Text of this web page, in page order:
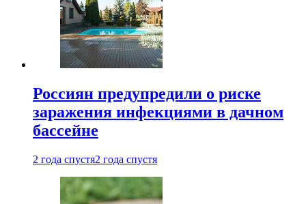
Россиян предупредили о риске
заражения инфекциями в дачном
бассейне
2 года спустя2 года спустя